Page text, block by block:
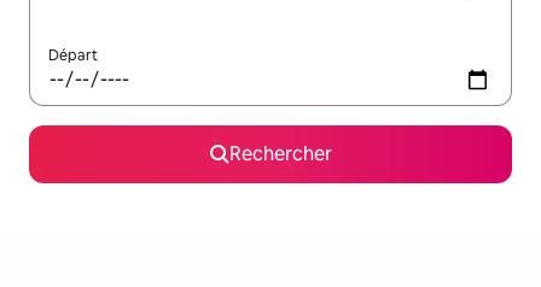
Départ
Rechercher